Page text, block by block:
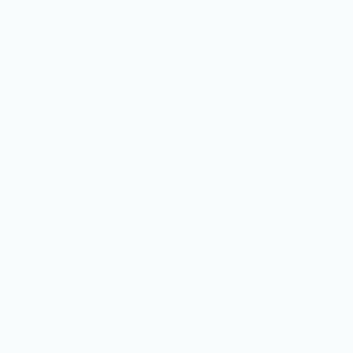
o diminuire la quantità.